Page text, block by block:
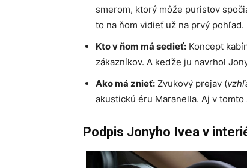
smerom, ktorý môže puristov
to na ňom vidieť už na prvý pohľad.
Kto v ňom má sedieť: Koncept
zákazníkov. A keďže ju navrhol
Ako má znieť: Zvukový prejav (
akustickú éru Maranella. Aj v
Podpis Jonyho Ivea v